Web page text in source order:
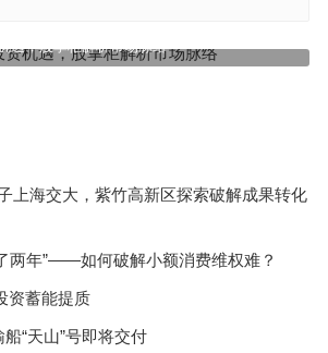
遇，股掌柜解析市场脉络
国际油价突然大跌！欧佩克+将加速增产
上海交大，紫竹高新区探索破解成果转化
两年”——如何破解小额消费维权难？
资蓄能提质
“天山”号即将交付